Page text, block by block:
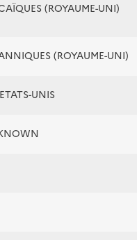
(ROYAUME-UNI)
(ROYAUME-UNI)
UNIS